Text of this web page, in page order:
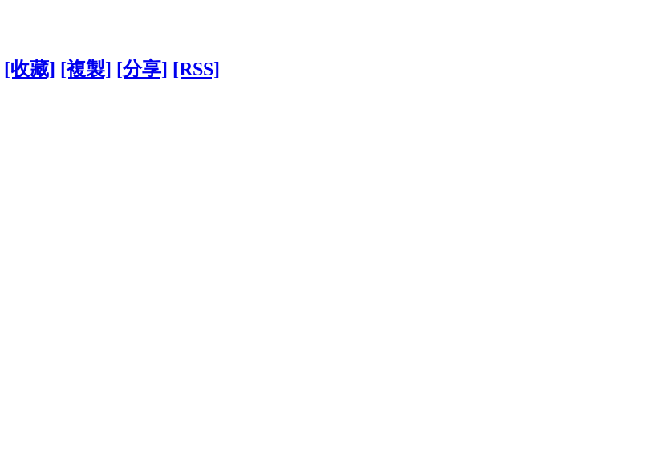
[收藏] [複製] [分享] [RSS]